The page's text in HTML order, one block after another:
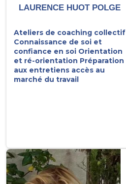
LAURENCE HUOT POLGE
Ateliers de coaching collectif
Connaissance de soi et
confiance en soi Orientation
et ré-orientation Préparation
aux entretiens accès au
marché du travail